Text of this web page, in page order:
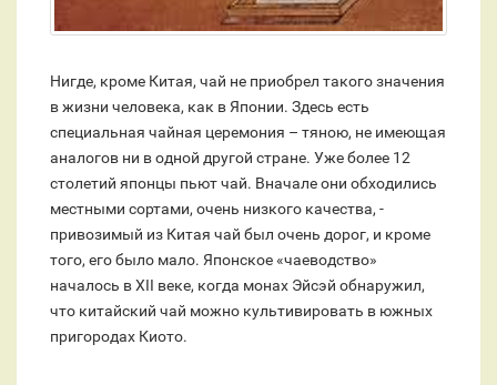
Нигде, кроме Китая, чай не приобрел такого значения
в жизни человека, как в Японии. Здесь есть
специальная чайная церемония – тяною, не имеющая
аналогов ни в одной другой стране. Уже более 12
столетий японцы пьют чай. Вначале они обходились
местными сортами, очень низкого качества, -
привозимый из Китая чай был очень дорог, и кроме
того, его было мало. Японское «чаеводство»
началось в XII веке, когда монах Эйсэй обнаружил,
что китайский чай можно культивировать в южных
пригородах Киото.